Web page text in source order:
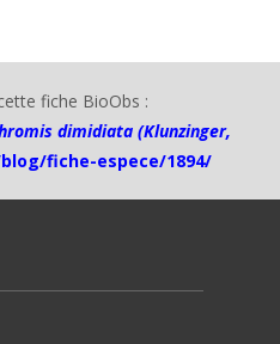
fiche BioObs :
dimidiata (Klunzinger,
fiche-espece/1894/